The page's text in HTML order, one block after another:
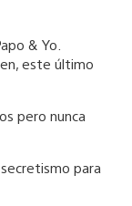
& Yo.
este último
pero nunca
para